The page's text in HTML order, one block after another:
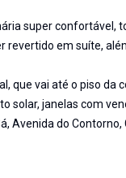
super
revertido em suíte,
que vai até o piso
solar, janelas com
Avenida do